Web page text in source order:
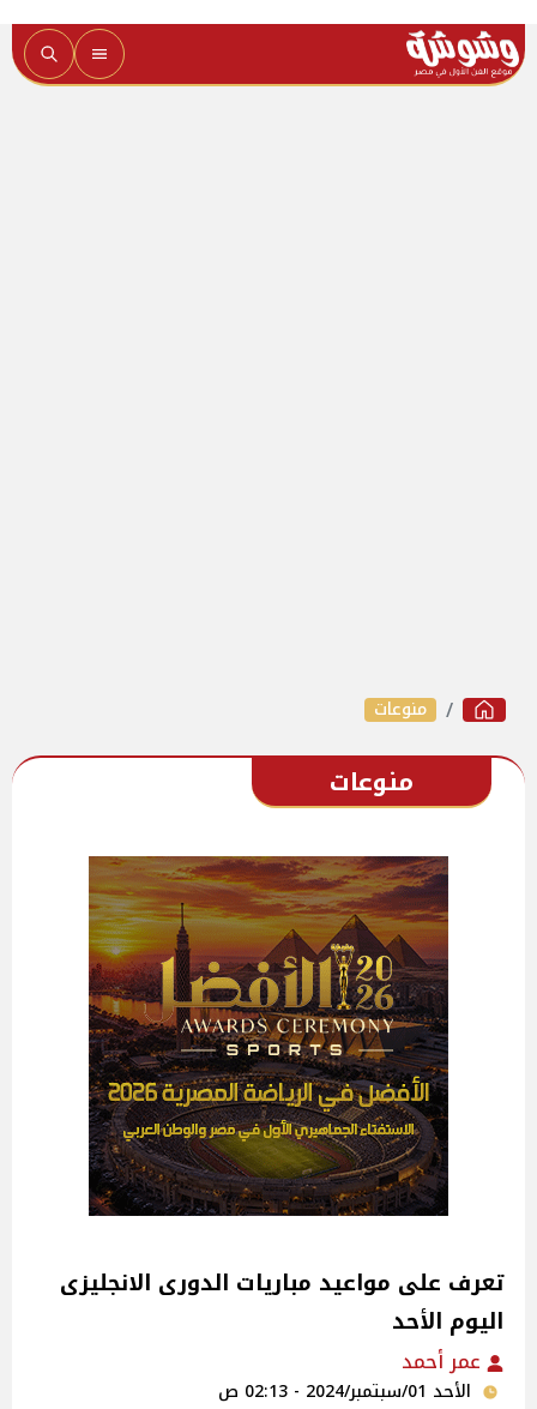
منوعات
منوعات
تعرف على مواعيد مباريات الدورى الانجليزى
اليوم الأحد
عمر أحمد
الأحد 01/سبتمبر/2024 - 02:13 ص